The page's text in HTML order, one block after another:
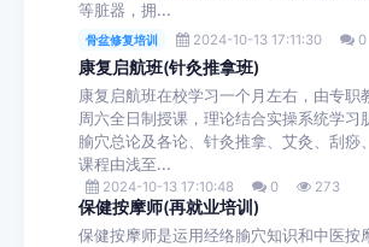
等脏器，拥...
骨盆修复培训 2024-10-13 17:11:30 0
康复启航班(针灸推拿班)
康复启航班在校学习一个月左右，由专职
周六全日制授课，理论结合实操系统学习
腧穴总论及各论、针灸推拿、艾灸、刮痧
课程由浅至...
2024-10-13 17:10:48 0 273
保健按摩师(再就业培训)
保健按摩师是运用经络腧穴知识和中医按